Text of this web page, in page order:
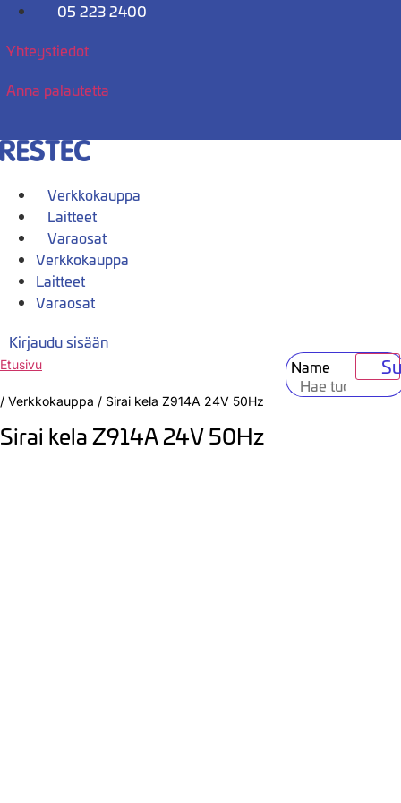
Mene
05 223 2400
Yhteystiedot
Anna palautetta
Verkkokauppa
Laitteet
Varaosat
Verkkokauppa
Laitteet
Varaosat
Kirjaudu sisään
Name
Etusivu
/ Verkkokauppa / Sirai kela Z914A 24V 50Hz
Sirai kela Z914A 24V 50Hz